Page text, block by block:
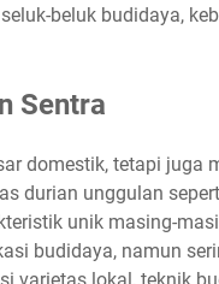
beluk budidaya,
Sentra
domestik, tetapi juga
durian unggulan
unik masing-
budidaya, namun